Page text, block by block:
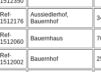
Ref-
1512176
Aussiedlerhof,
Bauernhof
Ref-
1512060
Bauernhaus
Ref-
1512002
Bauernhof